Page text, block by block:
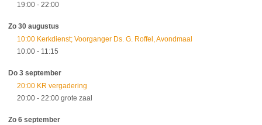
19:00 - 22:00
Zo 30 augustus
10:00 Kerkdienst; Voorganger Ds. G. Roffel, Avondmaal
10:00 - 11:15
Do 3 september
20:00 KR vergadering
20:00 - 22:00 grote zaal
Zo 6 september